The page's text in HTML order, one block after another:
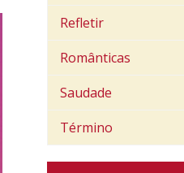
Refletir
Românticas
Saudade
Término